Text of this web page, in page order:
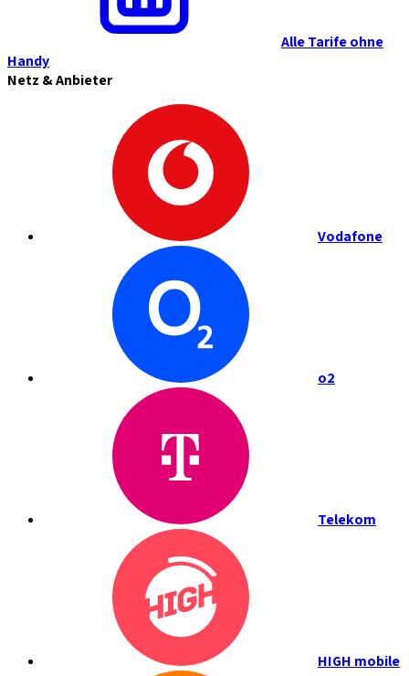
Alle Tarife ohne
Handy
Netz & Anbieter
Vodafone
o2
Telekom
HIGH mobile